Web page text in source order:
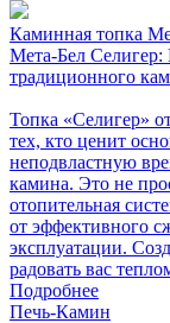
Каминная топка
Мета-Бел Селигер:
традиционного
Топка «Селигер»
тех, кто ценит
неподвластную
камина. Это не
отопительная
от эффективного
эксплуатации.
радовать вас
Подробнее
Печь-Камин